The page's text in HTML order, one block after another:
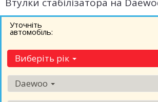
Уточніть
автомобіль:
Виберіть рік
Daewoo